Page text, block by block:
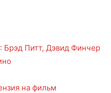
Брэд Питт, Дэвид Финчер
на фильм